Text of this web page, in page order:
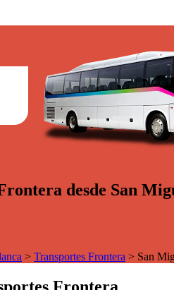
desde San
> Transportes Frontera > San
Frontera